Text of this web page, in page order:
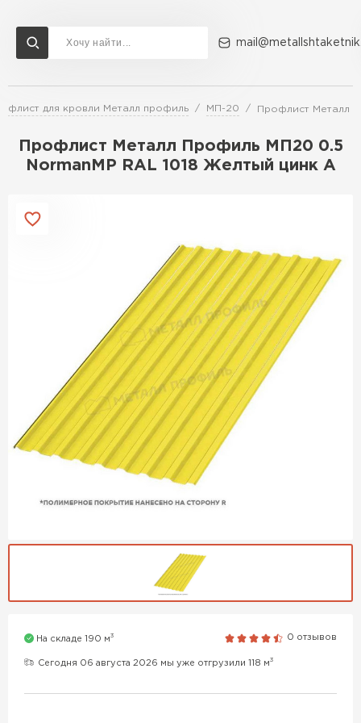
для кровли Металл профиль МП-20 Профлист Металл
Профлист Металл Профиль МП20 0.5
NormanMP RAL 1018 Желтый цинк A
На складе 190 м3 0 отзывов
Сегодня 06 августа 2026 мы уже отгрузили 118 м3
Доставка и оплата Акции О компании Контакты
Перейти в каталог